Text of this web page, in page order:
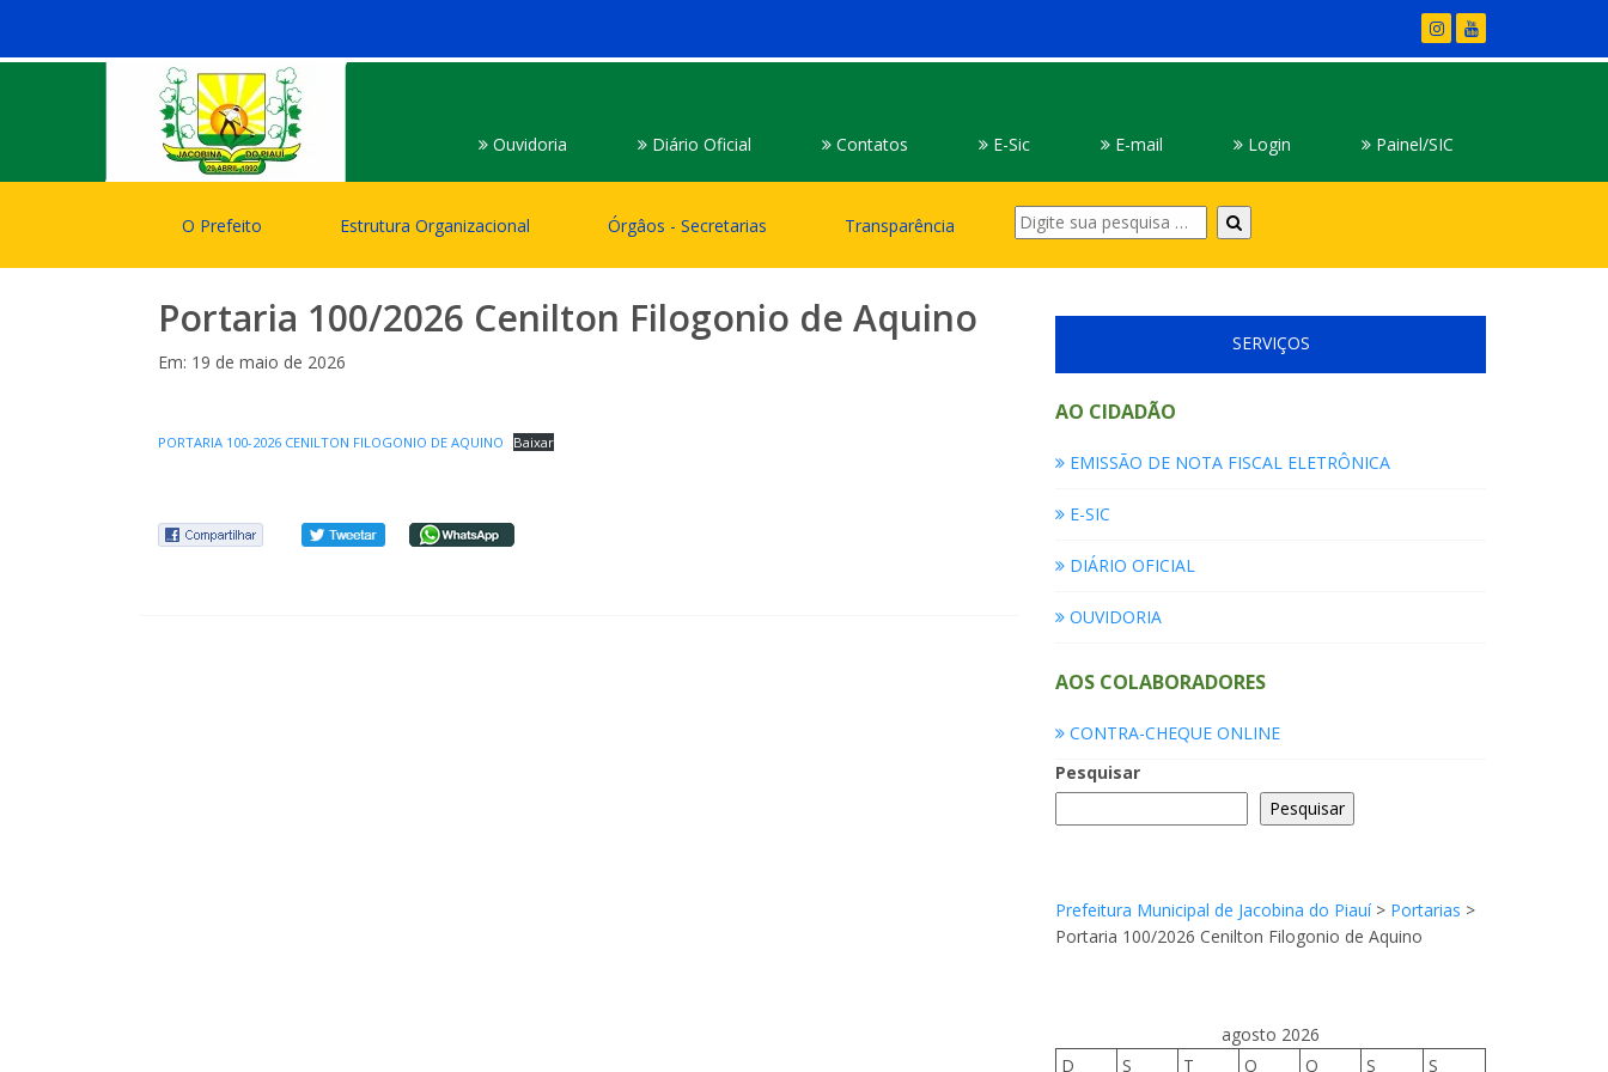
Ouvidoria Diário Oficial Contatos E-Sic E-mail Login Painel/SIC
O Prefeito Estrutura Organizacional Órgâos - Secretarias Transparência
Digite
sua
pesquisa
Portaria 100/2026 Cenilton Filogonio de Aquino
Em: 19 de maio de 2026
PORTARIA 100-2026 CENILTON FILOGONIO DE AQUINO Baixar
SERVIÇOS
AO CIDADÃO
EMISSÃO DE NOTA FISCAL ELETRÔNICA
E-SIC
DIÁRIO OFICIAL
OUVIDORIA
AOS COLABORADORES
CONTRA-CHEQUE ONLINE
Pesquisar
Pesquisar
Prefeitura Municipal de Jacobina do Piauí> Portarias >
Portaria 100/2026 Cenilton Filogonio de Aquino
agosto 2026
D
S T Q Q S S